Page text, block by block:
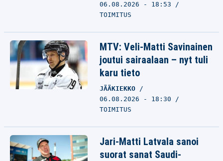
06.08.2026 - 18:53
TOIMITUS
MTV: Veli-Matti Savinainen
joutui sairaalaan – nyt tuli
karu tieto
JÄÄKIEKKO
06.08.2026 - 18:30
TOIMITUS
Jari-Matti Latvala sanoi
suorat sanat Saudi-